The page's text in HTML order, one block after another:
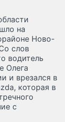
на
Ново-
слов
водитель
Олега
и врезался в
которая в
с